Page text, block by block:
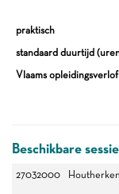
praktisch
standaard duurtijd
Vlaams opleidingsverlof
Beschikbare
27032000